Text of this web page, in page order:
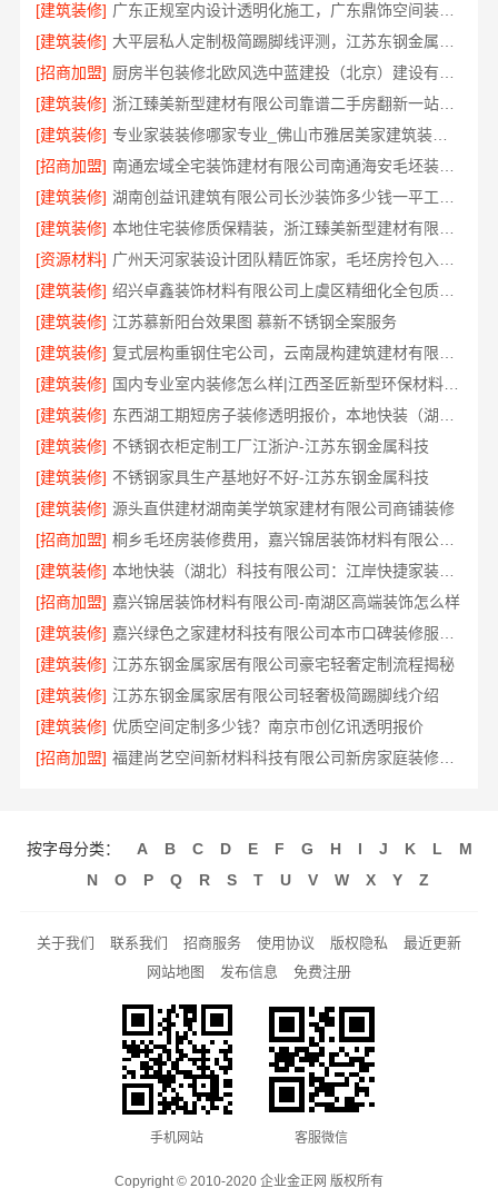
[建筑装修]
广东正规室内设计透明化施工，广东鼎饰空间装饰工程有限公司
[建筑装修]
[招商加盟]
[建筑装修]
浙江臻美新型建材有限公司靠谱二手房翻新一站式急装
[建筑装修]
专业家装装修哪家专业_佛山市雅居美家建筑装饰工程有限公司
[招商加盟]
南通宏域全宅装饰建材有限公司南通海安毛坯装饰公司设计
[建筑装修]
[建筑装修]
[资源材料]
[建筑装修]
绍兴卓鑫装饰材料有限公司上虞区精细化全包质量放心
[建筑装修] 江苏慕新阳台效果图 慕新不锈钢全案服务
[建筑装修]
[建筑装修]
国内专业室内装修怎么样|江西圣匠新型环保材料有限公司一站式整装
[建筑装修]
[建筑装修] 不锈钢衣柜定制工厂江浙沪-江苏东钢金属科技
[建筑装修] 不锈钢家具生产基地好不好-江苏东钢金属科技
[建筑装修] 源头直供建材湖南美学筑家建材有限公司商铺装修
[招商加盟]
桐乡毛坯房装修费用，嘉兴锦居装饰材料有限公司报价透明
[建筑装修]
本地快装（湖北）科技有限公司：江岸快捷家装两房一厅
[招商加盟] 嘉兴锦居装饰材料有限公司-南湖区高端装饰怎么样
[建筑装修]
[建筑装修] 江苏东钢金属家居有限公司豪宅轻奢定制流程揭秘
[建筑装修] 江苏东钢金属家居有限公司轻奢极简踢脚线介绍
[建筑装修] 优质空间定制多少钱？南京市创亿讯透明报价
[招商加盟]
福建尚艺空间新材料科技有限公司新房家庭装修硬装施工
按字母分类： A B C D E F G H I J K L
M
N
O P Q R S T U V W X Y Z
关于我们 联系我们 招商服务 使用协议 版权隐私
最近更新
网站地图
发布信息 免费注册
手机网站 客服微信
Copyright © 2010-2020 企业金正网 版权所有